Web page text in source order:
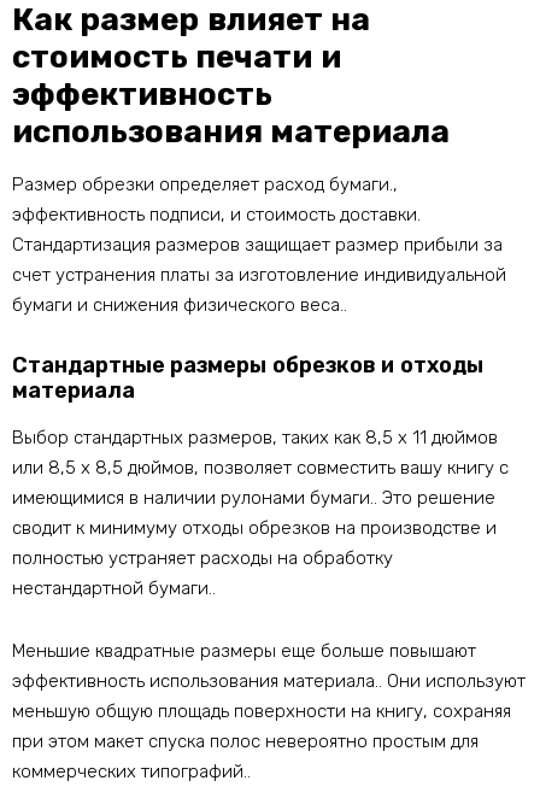
Как размер влияет на
стоимость печати и
эффективность
использования материала
Размер обрезки определяет расход бумаги.,
эффективность подписи, и стоимость доставки.
Стандартизация размеров защищает размер прибыли за
счет устранения платы за изготовление индивидуальной
бумаги и снижения физического веса..
Стандартные размеры обрезков и отходы
материала
Выбор стандартных размеров, таких как 8,5 x 11 дюймов
или 8,5 x 8,5 дюймов, позволяет совместить вашу книгу с
имеющимися в наличии рулонами бумаги.. Это решение
сводит к минимуму отходы обрезков на производстве и
полностью устраняет расходы на обработку
нестандартной бумаги..
Меньшие квадратные размеры еще больше повышают
эффективность использования материала.. Они используют
меньшую общую площадь поверхности на книгу, сохраняя
при этом макет спуска полос невероятно простым для
коммерческих типографий..